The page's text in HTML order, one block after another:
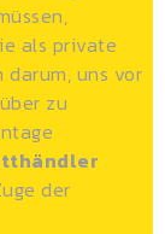
als private
darum, uns vor
zu
der